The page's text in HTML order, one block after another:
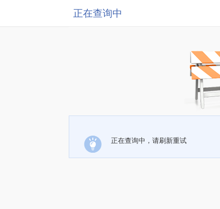
正在查询中
正在查询中，请刷新重试